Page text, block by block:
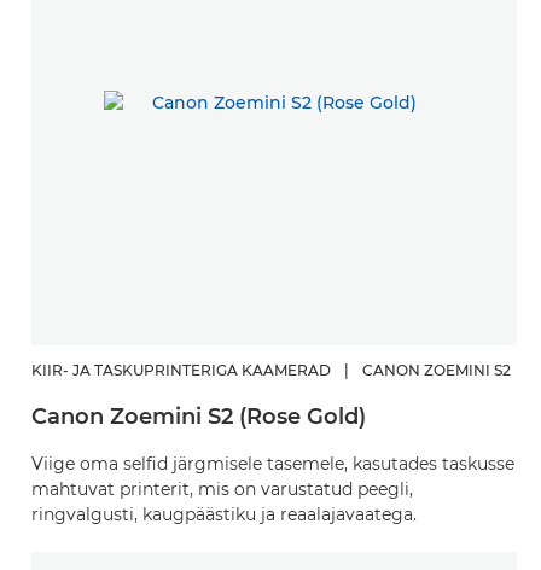
KIIR- JA TASKUPRINTERIGA KAAMERAD CANON ZOEMINI S2
Canon Zoemini S2 (Rose Gold)
Viige oma selfid järgmisele tasemele, kasutades taskusse
mahtuvat printerit, mis on varustatud peegli,
ringvalgusti, kaugpäästiku ja reaalajavaatega.